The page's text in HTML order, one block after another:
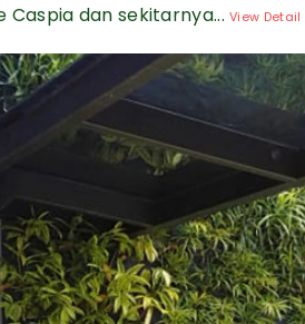
Caspia dan sekitarnya...View Detail